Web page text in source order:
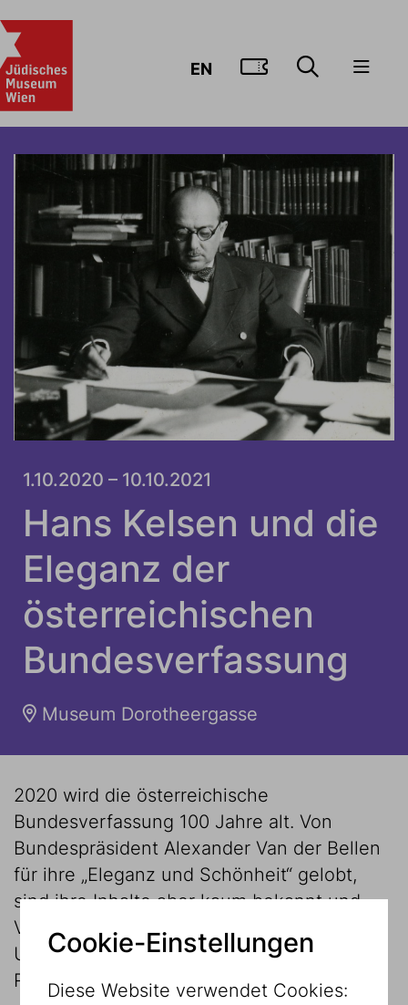
EN ZUM
1.10.2020 – 10.10.2021
Hans Kelsen und die
Eleganz der
österreichischen
Bundesverfassung
Museum Dorotheergasse
2020 wird die österreichische
Bundesverfassung 100 Jahre alt. Von
Bundespräsident Alexander Van der Bellen
für ihre „Eleganz und Schönheit“ gelobt,
sind ihre Inhalte aber kaum bekannt und
Verfassungspatriotismus, wie ihn etwa die
USA kennen, ist in Österreich allenfalls ein
Randphänomen.
Cookie-Einstellungen
Diese Website verwendet Cookies: